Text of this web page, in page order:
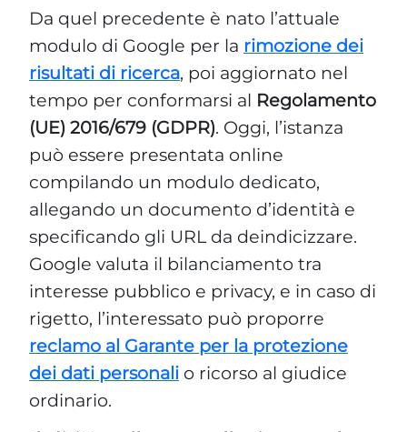
può essere presentata online
compilando un modulo dedicato,
allegando un documento d’identità e
specificando gli URL da deindicizzare.
Google valuta il bilanciamento tra
interesse pubblico e privacy, e in caso di
rigetto, l’interessato può proporre
reclamo al Garante per la protezione
dei dati personalio ricorso al giudice
ordinario.
Il diritto alla cancellazione nel
GDPR: l’articolo 17 come
fondamento normativo
Con l’entrata in vigore del